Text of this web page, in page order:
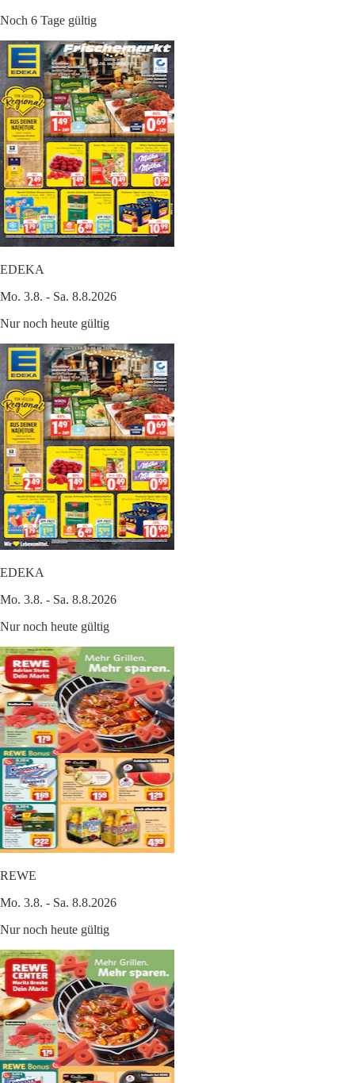
Noch 6 Tage gültig
EDEKA
Mo. 3.8. - Sa. 8.8.2026
Nur noch heute gültig
EDEKA
Mo. 3.8. - Sa. 8.8.2026
Nur noch heute gültig
REWE
Mo. 3.8. - Sa. 8.8.2026
Nur noch heute gültig